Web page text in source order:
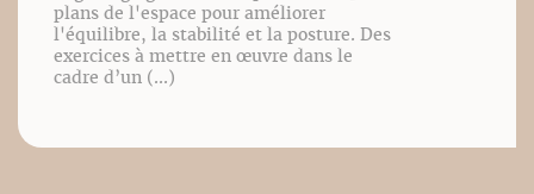
plans de l'espace pour améliorer
l'équilibre, la stabilité et la posture. Des
exercices à mettre en œuvre dans le
cadre d’un (...)